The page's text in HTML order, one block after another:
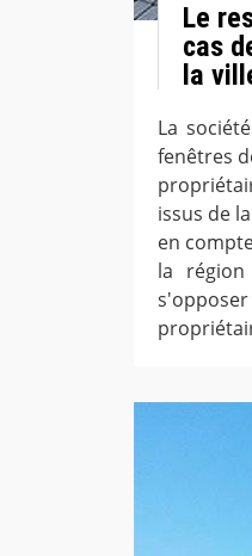
Le
cas
la
La
fenêtres
issus de
en
la